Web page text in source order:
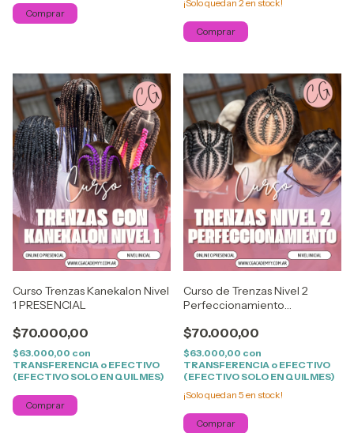
Comprar
¡Solo quedan 2en stock!
Comprar
Curso Trenzas Kanekalon Nivel
1 PRESENCIAL
$70.000,00
$63.000,00 con
TRANSFERENCIA o EFECTIVO
(EFECTIVO SOLO EN QUILMES)
Comprar
Curso de Trenzas Nivel 2
Perfeccionamiento
$70.000,00
$63.000,00 con
TRANSFERENCIA o EFECTIVO
(EFECTIVO SOLO EN QUILMES)
¡Solo quedan 5 en stock!
Comprar